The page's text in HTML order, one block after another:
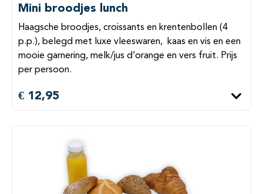
Mini broodjes lunch
Haagsche broodjes, croissants en krentenbollen (4
p.p.), belegd met luxe vleeswaren, kaas en vis en een
mooie garnering, melk/jus d’orange en vers fruit. Prijs
per persoon.
€ 12,95